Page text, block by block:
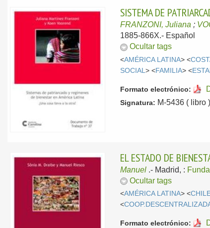
SISTEMA DE
FRANZONI, Juliana ;
1885-866X.- Español
Ocultar tags
<AMÉRICA LATINA> <
SOCIAL> <FAMILIA> <
Formato electrónico:
Signatura: M-5436 ( libro )
EL ESTADO DE
Manuel .- Madrid, :
Ocultar tags
<AMÉRICA LATINA> <
<
Formato electrónico: